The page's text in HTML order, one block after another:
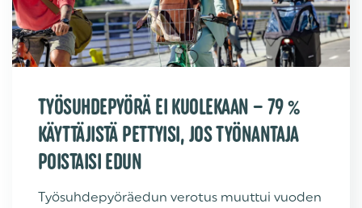
TYÖSUHDEPYÖRÄ EI KUOLEKAAN – 79 %
KÄYTTÄJISTÄ PETTYISI, JOS TYÖNANTAJA
POISTAISI EDUN
Työsuhdepyöräedun verotus muuttui vuoden